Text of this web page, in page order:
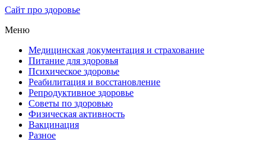
Сайт про здоровье
Меню
Медицинская документация и страхование
Питание для здоровья
Психическое здоровье
Реабилитация и восстановление
Репродуктивное здоровье
Советы по здоровью
Физическая активность
Вакцинация
Разное